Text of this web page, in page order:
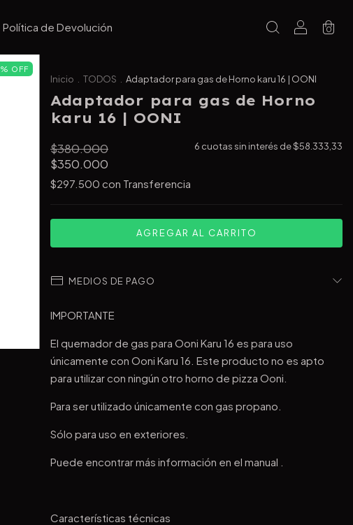
Política de Devolución 0
% OFF
Inicio TODOS Adaptador para gas de Horno karu 16 | OONI
Adaptador para gas de Horno
karu 16 | OONI
$380.000
$350.000
6 cuotas sin interés de$58.333,33
$297.500 con Transferencia
MEDIOS DE PAGO
IMPORTANTE
El quemador de gas para Ooni Karu 16 es para uso
únicamente con Ooni Karu 16. Este producto no es apto
para utilizar con ningún otro horno de pizza Ooni.
Para ser utilizado únicamente con gas propano.
Sólo para uso en exteriores.
Puede encontrar más información en el manual .
Características técnicas